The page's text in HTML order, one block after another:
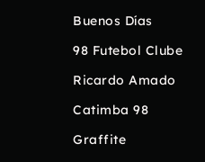
Buenos Días
98 Futebol Clube
Ricardo Amado
Catimba 98
Graffite